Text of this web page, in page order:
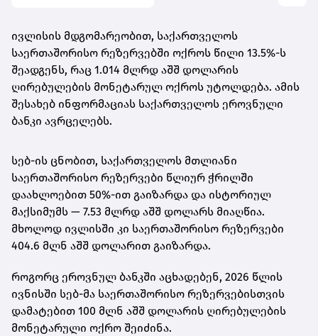
ივლისის მდგომარეობით, საქართველოს
საერთაშორისო რეზერვებში ოქროს წილი 13.5%-ს
შეადგენს, რაც 1.014 მლრდ აშშ დოლარის
ღირებულების მონეტარულ ოქროს უტოლდება. ამის
შესახებ ინფორმაციას საქართველოს ეროვნული
ბანკი ავრცელებს.
სებ-ის ცნობით, საქართველოს მთლიანი
საერთაშორისო რეზერვები წლიურ ჭრილში
დაახლოებით 50%-ით გაიზარდა და ისტორიულ
მაქსიმუმს — 7.53 მლრდ აშშ დოლარს მიაღწია.
მხოლოდ ივლისში კი საერთაშორისო რეზერვები
404.6 მლნ აშშ დოლარით გაიზარდა.
როგორც ეროვნულ ბანკში აცხადებენ, 2026 წლის
ივნისში სებ-მა საერთაშორისო რეზერვებისთვის
დამატებით 100 მლნ აშშ დოლარის ღირებულების
მონეტარული ოქრო შეიძინა.